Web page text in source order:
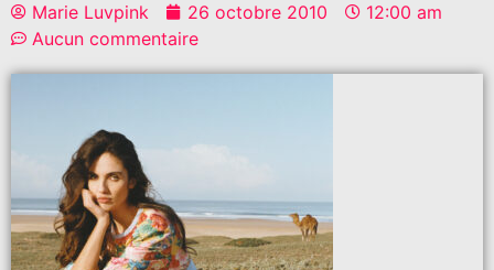
Marie Luvpink 26 octobre 2010
12:00 am
Aucun commentaire